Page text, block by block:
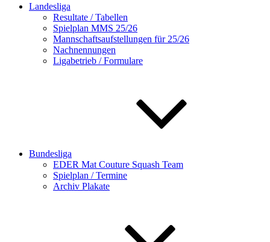
Landesliga
Resultate / Tabellen
Spielplan MMS 25/26
Mannschaftsaufstellungen für 25/26
Nachnennungen
Ligabetrieb / Formulare
Bundesliga
EDER Mat Couture Squash Team
Spielplan / Termine
Archiv Plakate